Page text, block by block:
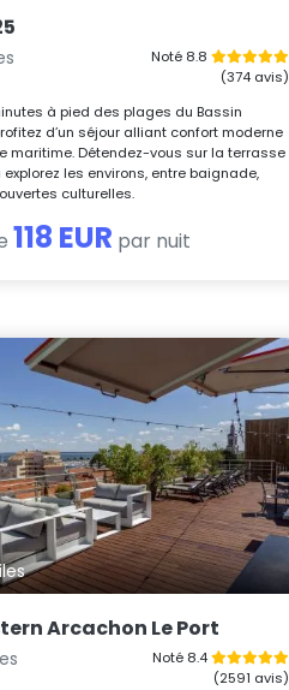
Noté 8.8
(374 avis)
à pied des plages du Bassin
d’un séjour alliant confort moderne
maritime. Détendez-vous sur la terrasse
les environs, entre baignade,
culturelles.
118 EUR par nuit
Arcachon Le Port
Noté 8.4
(2591 avis)